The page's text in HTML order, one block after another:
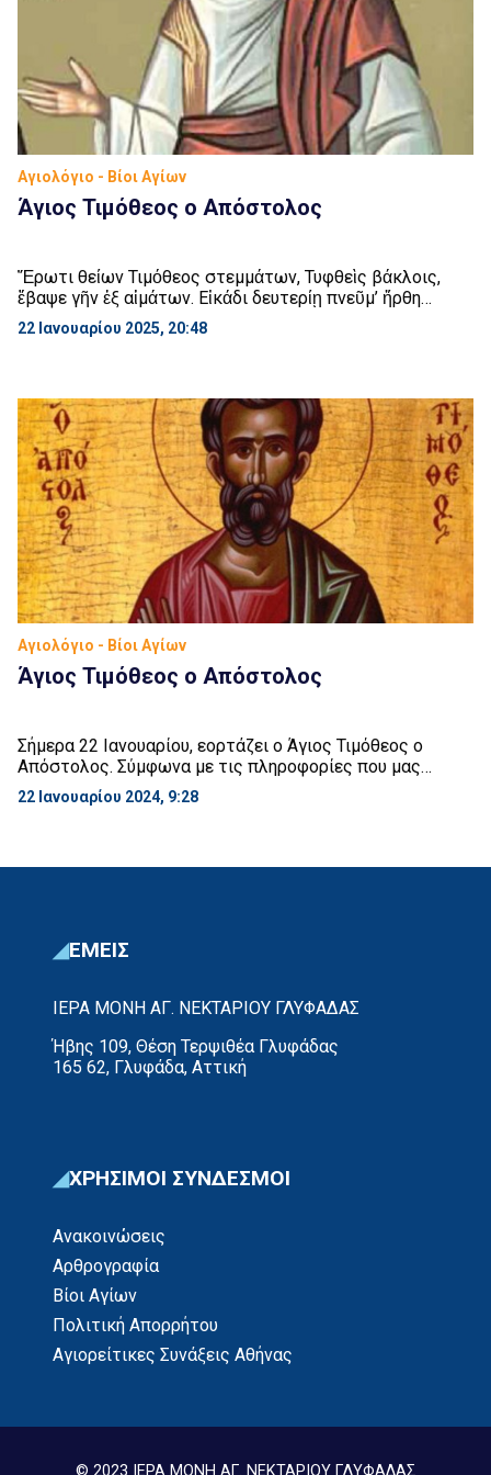
Αγιολόγιο - Βίοι Αγίων
Άγιος Τιμόθεος ο Απόστολος
Ἔρωτι θείων Τιμόθεος στεμμάτων, Τυφθεὶς βάκλοις,
ἔβαψε γῆν ἐξ αἱμάτων. Εἰκάδι δευτερίῃ πνεῦμ’ ἤρθη
Τιμοθέοιο. Στις 22 Ιανουαρίου εορτάζει ο Άγιος Τιμόθεος
ο Απόστολος. Σύμφωνα με τις πληροφορίες που μας
μαθητής του και ένας από τους πιο στενούς […]
22 Ιανουαρίου 2025, 20:48
Αγιολόγιο - Βίοι Αγίων
Άγιος Τιμόθεος ο Απόστολος
Σήμερα 22 Ιανουαρίου, εορτάζει ο Άγιος Τιμόθεος ο
Απόστολος. Σύμφωνα με τις πληροφορίες που μας
παρέχουν οι Πράξεις των Αποστόλων και οι Επιστολές
του Αποστόλου Παύλου, ο Τιμόθεος ήταν ο πιο αγαπητός
σημαίνει αυτός που τιμά τον […]
22 Ιανουαρίου 2024, 9:28
ΕΜΕΙΣ
ΙΕΡΑ ΜΟΝΗ ΑΓ. ΝΕΚΤΑΡΙΟΥ ΓΛΥΦΑΔΑΣ
Ήβης 109, Θέση Τερψιθέα Γλυφάδας
165 62, Γλυφάδα, Αττική
ΧΡΗΣΙΜΟΙ ΣΥΝΔΕΣΜΟΙ
Ανακοινώσεις
Αρθρογραφία
Βίοι Αγίων
Πολιτική Απορρήτου
Αγιορείτικες Συνάξεις Αθήνας